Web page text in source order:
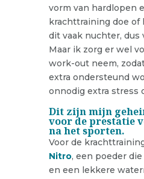
vorm van hardlopen
krachttraining doe of
dit vaak nuchter,
Maar ik zorg er wel
work-out neem,
extra ondersteund
onnodig extra stress
Dit zijn mijn
voor de prestatie
na het sporten.
Voor de
Nitro, een poeder
en een lekkere